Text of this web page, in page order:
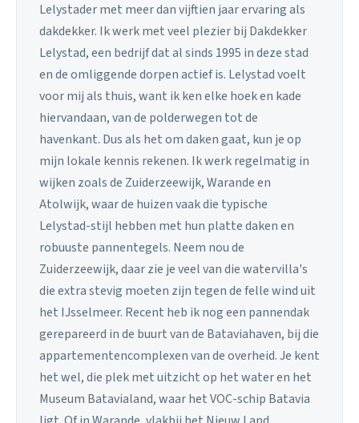
Lelystader met meer dan vijftien jaar ervaring als
dakdekker. Ik werk met veel plezier bij Dakdekker
Lelystad, een bedrijf dat al sinds 1995 in deze stad
en de omliggende dorpen actief is. Lelystad voelt
voor mij als thuis, want ik ken elke hoek en kade
hiervandaan, van de polderwegen tot de
havenkant. Dus als het om daken gaat, kun je op
mijn lokale kennis rekenen. Ik werk regelmatig in
wijken zoals de Zuiderzeewijk, Warande en
Atolwijk, waar de huizen vaak die typische
Lelystad-stijl hebben met hun platte daken en
robuuste pannentegels. Neem nou de
Zuiderzeewijk, daar zie je veel van die watervilla's
die extra stevig moeten zijn tegen de felle wind uit
het IJsselmeer. Recent heb ik nog een pannendak
gerepareerd in de buurt van de Bataviahaven, bij die
appartementencomplexen van de overheid. Je kent
het wel, die plek met uitzicht op het water en het
Museum Batavialand, waar het VOC-schip Batavia